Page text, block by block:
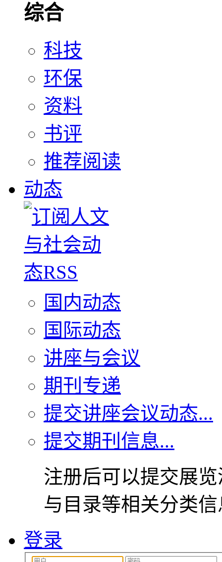
综合
科技
环保
资料
书评
推荐阅读
动态
国内动态
国际动态
讲座与会议
期刊专递
提交讲座会议动态...
提交期刊信息...
注册后可以提交展
与目录等相关分类
登录